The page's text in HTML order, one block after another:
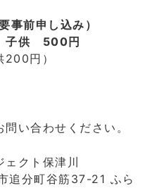
前申し込み）
子供 500円
円）
い合わせください。
クト保津川
追分町谷筋37-21 ふら